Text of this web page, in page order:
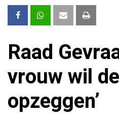
Raad
vrouw wil
opzeggen’